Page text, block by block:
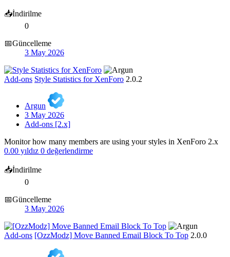
📥İndirilme
0
📅Güncelleme
3 May 2026
Add-ons Style Statistics for XenForo 2.0.2
Argun
3 May 2026
Add-ons [2.x]
Monitor how many members are using your styles in XenForo 2.x
0.00 yıldız 0 değerlendirme
📥İndirilme
0
📅Güncelleme
3 May 2026
Add-ons [OzzModz] Move Banned Email Block To Top 2.0.0